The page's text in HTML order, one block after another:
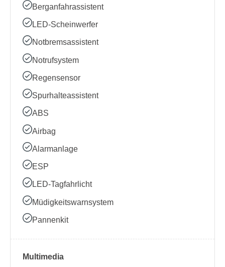
Berganfahrassistent
LED-Scheinwerfer
Notbremsassistent
Notrufsystem
Regensensor
Spurhalteassistent
ABS
Airbag
Alarmanlage
ESP
LED-Tagfahrlicht
Müdigkeitswarnsystem
Pannenkit
Multimedia